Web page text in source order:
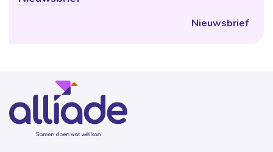
Nieuwsbrief